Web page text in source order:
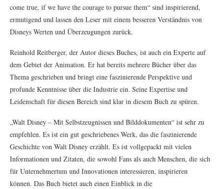
come true, if we have the courage to pursue them“ sind inspirierend,
ermutigend und lassen den Leser mit einem besseren Verständnis von
Disneys Werten und Überzeugungen zurück.
Reinhold Reitberger, der Autor dieses Buches, ist auch ein Experte auf
dem Gebiet der Animation. Er hat bereits mehrere Bücher über das
Thema geschrieben und bringt eine faszinierende Perspektive und
profunde Kenntnisse über die Industrie ein. Seine Expertise und
Leidenschaft für diesen Bereich sind klar in diesem Buch zu spüren.
„Walt Disney – Mit Selbstzeugnissen und Bilddokumenten“ ist sehr zu
empfehlen. Es ist ein gut geschriebenes Werk, das die faszinierende
Geschichte von Walt Disney erzählt. Es ist vollgepackt mit vielen
Informationen und Zitaten, die sowohl Fans als auch Menschen, die sich
für Unternehmertum und Innovationen interessieren, inspirieren
können. Das Buch bietet auch einen Einblick in die